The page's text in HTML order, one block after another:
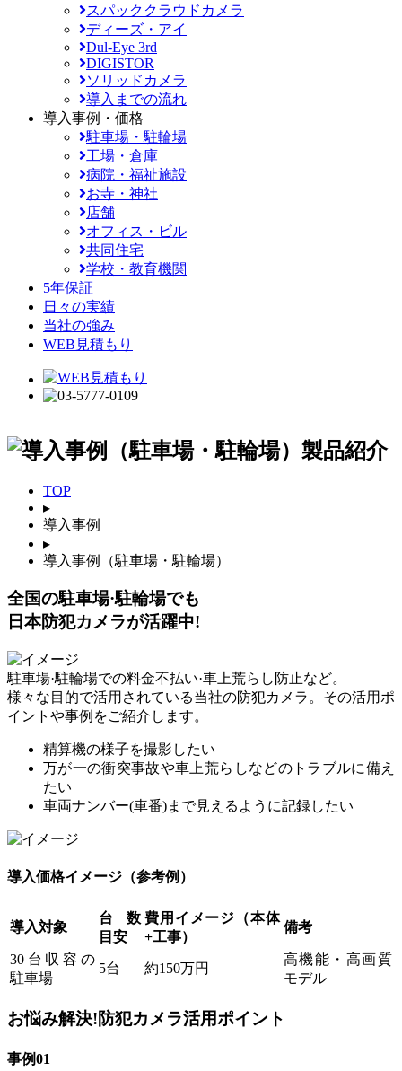
スパッククラウドカメラ
ディーズ・アイ
Dul-Eye 3rd
DIGISTOR
ソリッドカメラ
導入までの流れ
導入事例・価格
駐車場・駐輪場
工場・倉庫
病院・福祉施設
お寺・神社
店舗
オフィス・ビル
共同住宅
学校・教育機関
5年保証
日々の実績
当社の強み
WEB見積もり
製品紹介
TOP
▸
導入事例
▸
導入事例（駐車場・駐輪場）
全国の駐車場·駐輪場でも
日本防犯カメラが活躍中!
駐車場·駐輪場での料金不払い·車上荒らし防止など。
様々な目的で活用されている当社の防犯カメラ。その活用ポ
イントや事例をご紹介します。
精算機の様子を撮影したい
万が一の衝突事故や車上荒らしなどのトラブルに備え
たい
車両ナンバー(車番)まで見えるように記録したい
導入価格イメージ（参考例）
導入対象
台数
目安
費用イメージ（本体
+工事）
備考
30台収容の
駐車場
5台 約150万円
高機能・高画質
モデル
お悩み解決!防犯カメラ活用ポイント
事例01